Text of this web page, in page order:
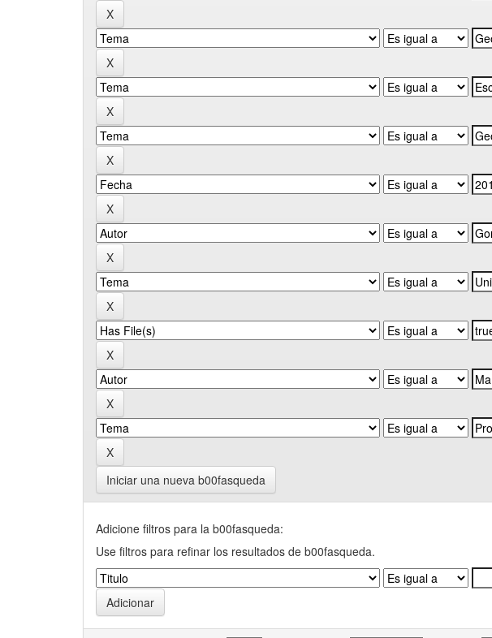
Iniciar una nueva b00fasqueda
Adicione filtros para la b00fasqueda:
Use filtros para refinar los resultados de b00fasqueda.